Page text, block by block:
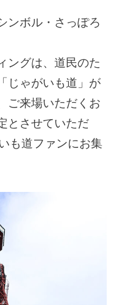
ンボル・さっぽろ
ングは、道民のた
じゃがいも道」が
ご来場いただくお
とさせていただ
も道ファンにお集